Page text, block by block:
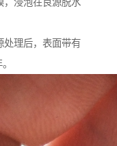
处理后，表面带有